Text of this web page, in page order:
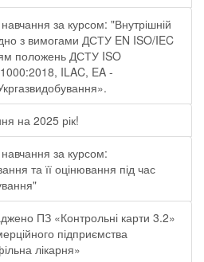
за курсом: "Внутрішній
з вимогами ДСТУ EN ISO/IEC
положень ДСТУ ISO
ILAC, EA -
на 2025 рік!
за курсом:
та її оцінювання під час
ПЗ «Контрольні карти 3.2»
підприємства
лікарня»